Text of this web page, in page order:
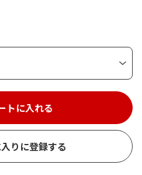
トに入れる
りに登録する